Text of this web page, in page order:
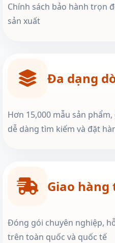
Chính sách bảo hành trọn
sản xuất
Đa dạng
Hơn 15,000 mẫu sản
dễ dàng tìm kiếm và đặt
Giao hàng
Đóng gói chuyên nghiệp,
trên toàn quốc và quốc tế